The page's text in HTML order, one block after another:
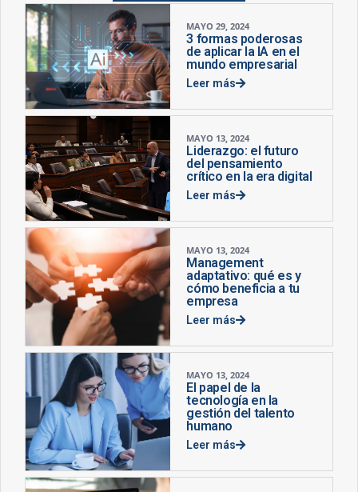
MAYO 29, 2024
3 formas poderosas
de aplicar la IA en el
mundo empresarial
Leer más
MAYO 13, 2024
Liderazgo: el futuro
del pensamiento
crítico en la era digital
Leer más
MAYO 13, 2024
Management
adaptativo: qué es y
cómo beneficia a tu
empresa
Leer más
MAYO 13, 2024
El papel de la
tecnología en la
gestión del talento
humano
Leer más